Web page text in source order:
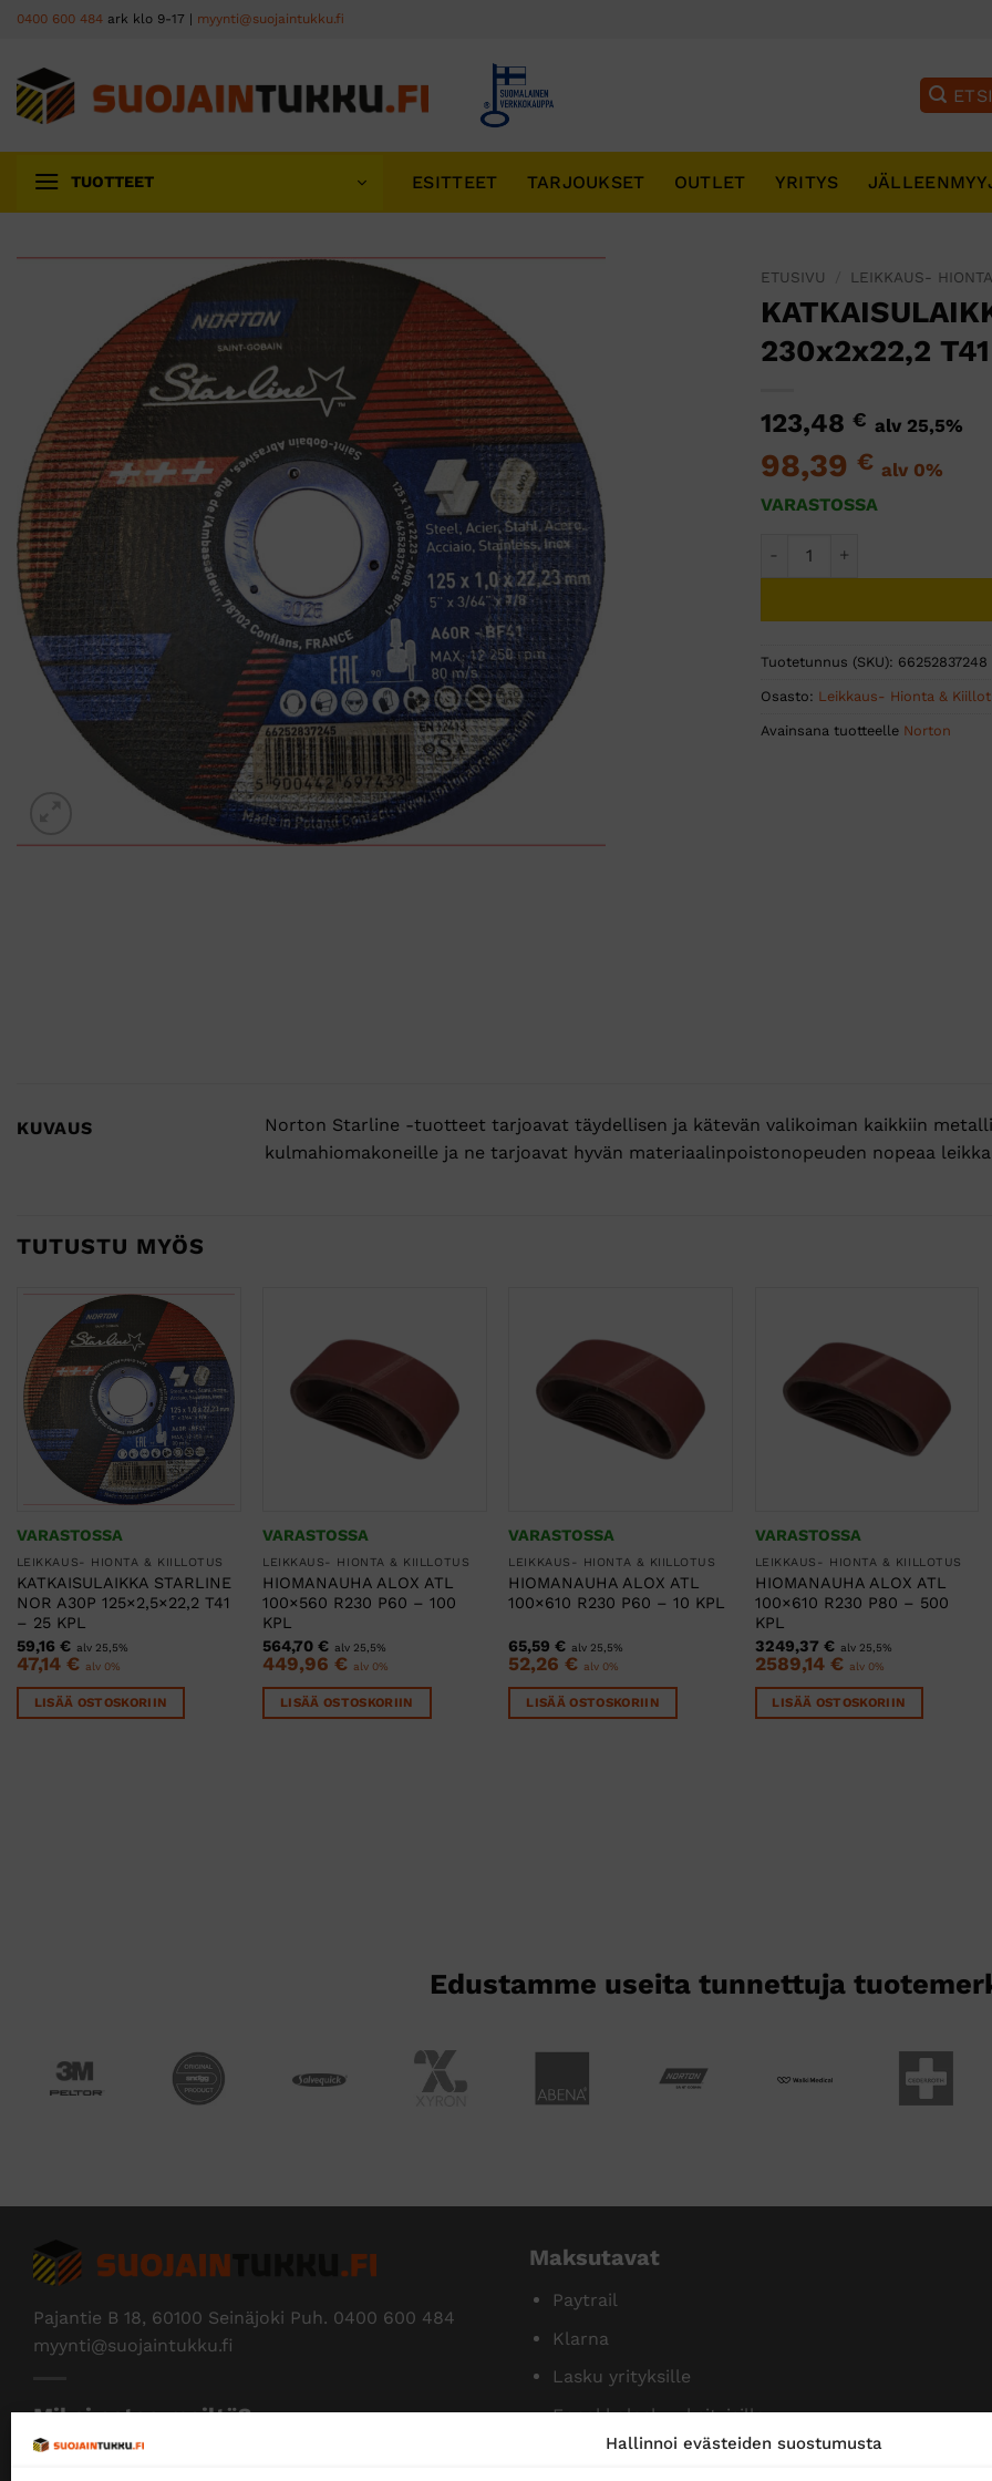
Hallinnoi evästeiden suostumusta
Skip
content
0400 600 484 ark klo 9-17 | myynti@suojaintukku.fi
TUOTTEET ESITTEET TARJOUKSET OUTLET YRITYS
ETUSIVU LEIKKAUS-
230x2x22,2
123,48 € alv 25,5%
98,39 € alv 0%
VARASTOSSA
Tuotetunnus (SKU): 66252837248
Osasto: Leikkaus- Hionta &
Avainsana tuotteelle Norton
KUVAUS
Norton Starline -tuotteet tarjoavat täydellisen ja kätevän valikoiman kaikkiin
kulmahiomakoneille ja ne tarjoavat hyvän materiaalinpoistonopeuden nopeaa
TUTUSTU MYÖS
VARASTOSSA
LEIKKAUS- HIONTA & KIILLOTUS
KATKAISULAIKKA STARLINE
NOR A30P 125×2,5×22,2 T41
– 25 KPL
59,16 € alv 25,5%
47,14 € alv 0%
LISÄÄ OSTOSKORIIN
VARASTOSSA
LEIKKAUS- HIONTA & KIILLOTUS
HIOMANAUHA ALOX ATL
100×560 R230 P60 – 100
KPL
564,70€ alv 25,5%
449,96€ alv 0%
LISÄÄ OSTOSKORIIN
VARASTOSSA
LEIKKAUS- HIONTA & KIILLOTUS
HIOMANAUHA ALOX ATL
100×610 R230 P60 – 10 KPL
65,59€ alv 25,5%
52,26€ alv 0%
LISÄÄ OSTOSKORIIN
VARASTOSSA
LEIKKAUS- HIONTA & KIILLOTUS
HIOMANAUHA ALOX ATL
100×610 R230 P80 – 500
KPL
3249,37 € alv 25,5%
2589,14 € alv 0%
LISÄÄ OSTOSKORIIN
Edustamme useita tunnettuja
Pajantie B 18, 60100 Seinäjoki Puh. 0400 600 484
myynti@suojaintukku.fi
Miksi ostaa meiltä?
Maksutavat
Paytrail
Klarna
Lasku yrityksille
Ennakkolasku yksityisille